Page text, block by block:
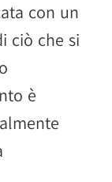
con un
ciò che si
è